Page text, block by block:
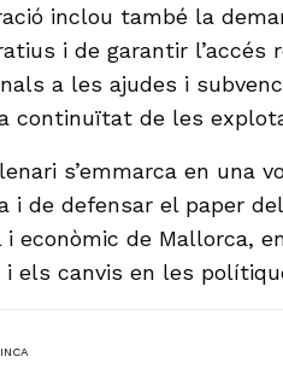
inclou també la
i de garantir l’accés
a les ajudes i
continuïtat de les
s’emmarca en
i de defensar el paper
econòmic de Mallorca,
i els canvis en les
INCA